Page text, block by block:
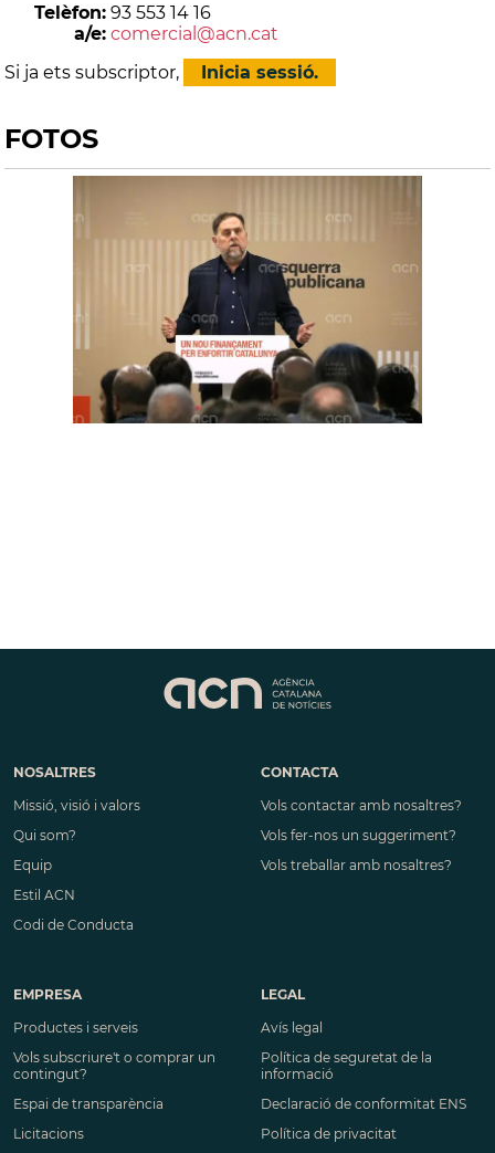
Telèfon: 93 553 14 16
a/e: comercial@acn.cat
Si ja ets subscriptor,
Inicia sessió.
FOTOS
NOSALTRES
Missió, visió i valors
Qui som?
Equip
Estil ACN
Codi de Conducta
CONTACTA
Vols contactar amb nosaltres?
Vols fer-nos un suggeriment?
Vols treballar amb nosaltres?
EMPRESA
Productes i serveis
Vols subscriure't o comprar un
contingut?
Espai de transparència
Licitacions
LEGAL
Avís legal
Política de seguretat de la
informació
Declaració de conformitat ENS
Política de privacitat